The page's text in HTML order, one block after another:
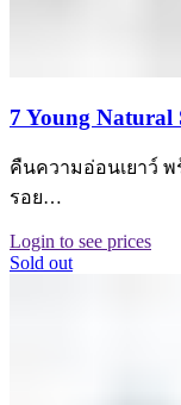
7 Young Natural
คืนความอ่อนเยาว์ พ
รอย…
Login to see prices
Sold out